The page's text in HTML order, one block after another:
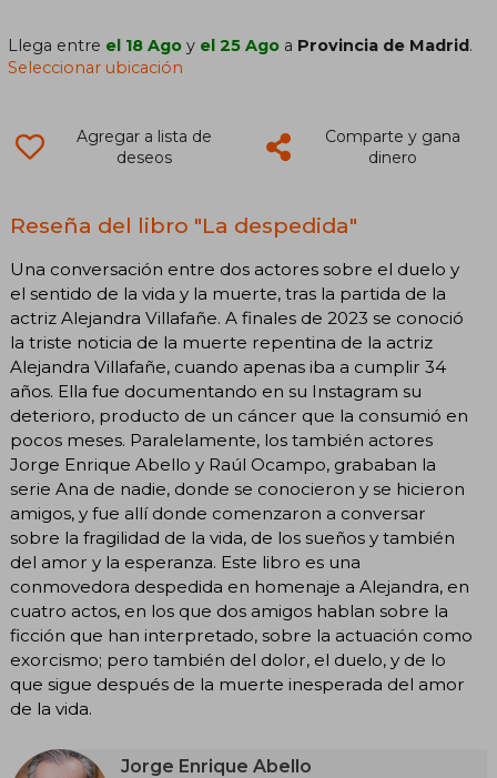
Llega entre el 18 Ago y el 25 Ago a Provincia de Madrid.
Seleccionar ubicación
Agregar a lista de
deseos
Comparte y gana
dinero
Reseña del libro "La despedida"
Una conversación entre dos actores sobre el duelo y
el sentido de la vida y la muerte, tras la partida de la
actriz Alejandra Villafañe. A finales de 2023 se conoció
la triste noticia de la muerte repentina de la actriz
Alejandra Villafañe, cuando apenas iba a cumplir 34
años. Ella fue documentando en su Instagram su
deterioro, producto de un cáncer que la consumió en
pocos meses. Paralelamente, los también actores
Jorge Enrique Abello y Raúl Ocampo, grababan la
serie Ana de nadie, donde se conocieron y se hicieron
amigos, y fue allí donde comenzaron a conversar
sobre la fragilidad de la vida, de los sueños y también
del amor y la esperanza. Este libro es una
conmovedora despedida en homenaje a Alejandra, en
cuatro actos, en los que dos amigos hablan sobre la
ficción que han interpretado, sobre la actuación como
exorcismo; pero también del dolor, el duelo, y de lo
que sigue después de la muerte inesperada del amor
de la vida.
Jorge Enrique Abello